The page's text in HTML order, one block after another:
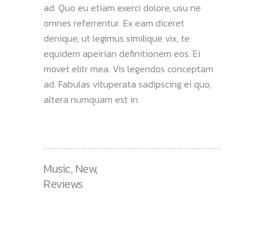
ad. Quo eu etiam exerci dolore, usu ne
omnes referrentur. Ex eam diceret
denique, ut legimus similique vix, te
equidem apeirian definitionem eos. Ei
movet elitr mea. Vis legendos conceptam
ad. Fabulas vituperata sadipscing ei quo,
altera numquam est in.
Music, New,
Reviews